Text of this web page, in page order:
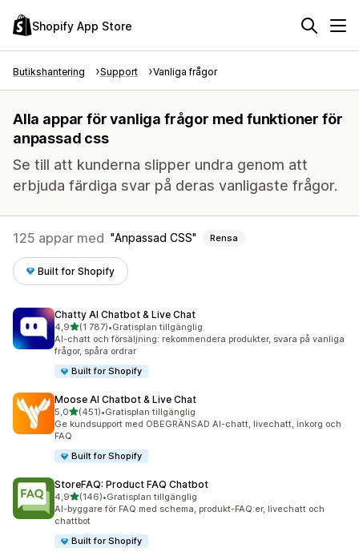
Shopify App Store
Butikshantering Support Vanliga frågor
Alla appar för vanliga frågor med funktioner för
anpassad css
Se till att kunderna slipper undra genom att
erbjuda färdiga svar på deras vanligaste frågor.
125 appar med Anpassad CSS Rensa
Built for Shopify
Chatty AI Chatbot & Live Chat
4,9av 5 stjärnor
(1 787)
1787 recensioner totalt
•Gratisplan tillgänglig
AI-chatt och försäljning: rekommendera produkter, svara på vanliga
frågor, spåra ordrar
Built for Shopify
Moose AI Chatbot & Live Chat
5,0av 5 stjärnor
(451)
451 recensioner totalt
•Gratisplan tillgänglig
Ge kundsupport med OBEGRÄNSAD AI-chatt, livechatt, inkorg och
FAQ
Built for Shopify
StoreFAQ: Product FAQ Chatbot
4,9av 5 stjärnor
(146)
146 recensioner totalt
•Gratisplan tillgänglig
AI-byggare för FAQ med schema, produkt-FAQ:er, livechatt och
chattbot
Built for Shopify